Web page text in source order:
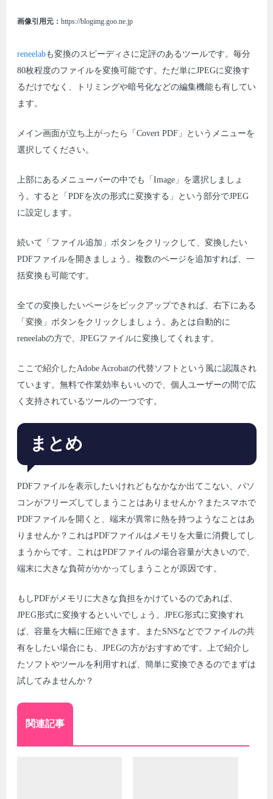
画像引用元： https://blogimg.goo.ne.jp
reneelabも変換のスピーディさに定評のあるツールです。毎分
80枚程度のファイルを変換可能です。ただ単にJPEGに変換す
るだけでなく、トリミングや暗号化などの編集機能も有してい
ます。
メイン画面が立ち上がったら「Covert PDF」というメニューを
選択してください。
上部にあるメニューバーの中でも「Image」を選択しましょ
う。すると「PDFを次の形式に変換する」という部分でJPEG
に設定します。
続いて「ファイル追加」ボタンをクリックして、変換したい
PDFファイルを開きましょう。複数のページを追加すれば、一
括変換も可能です。
全ての変換したいページをピックアップできれば、右下にある
「変換」ボタンをクリックしましょう。あとは自動的に
reneelabの方で、JPEGファイルに変換してくれます。
ここで紹介したAdobe Acrobatの代替ソフトという風に認識され
ています。無料で作業効率もいいので、個人ユーザーの間で広
く支持されているツールの一つです。
まとめ
PDFファイルを表示したいけれどもなかなか出てこない、パソ
コンがフリーズしてしまうことはありませんか？またスマホで
PDFファイルを開くと、端末が異常に熱を持つようなことはあ
りませんか？これはPDFファイルはメモリを大量に消費してし
まうからです。これはPDFファイルの場合容量が大きいので、
端末に大きな負荷がかかってしまうことが原因です。
もしPDFがメモリに大きな負担をかけているのであれば、
JPEG形式に変換するといいでしょう。JPEG形式に変換すれ
ば、容量を大幅に圧縮できます。またSNSなどでファイルの共
有をしたい場合にも、JPEGの方がおすすめです。上で紹介し
たソフトやツールを利用すれば、簡単に変換できるのでまずは
試してみませんか？
関連記事